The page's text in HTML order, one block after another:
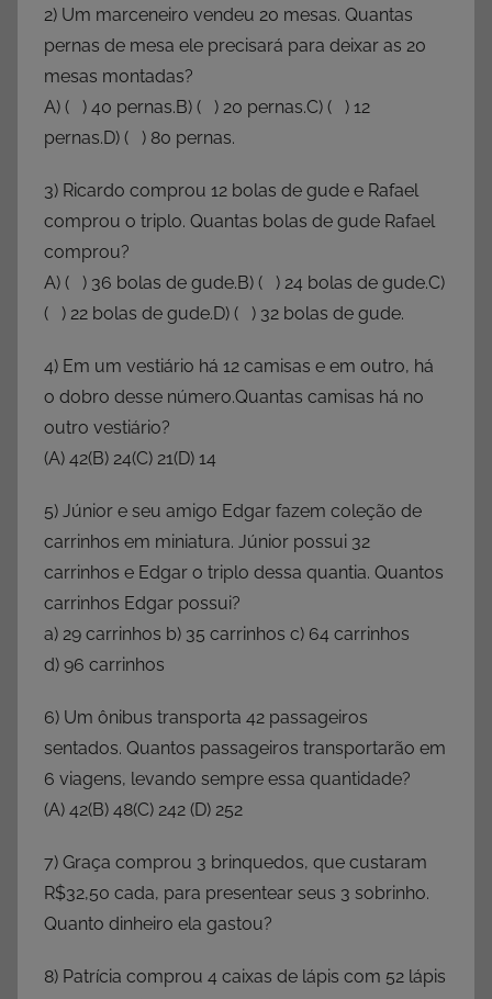
2) Um marceneiro vendeu 20 mesas. Quantas
pernas de mesa ele precisará para deixar as 20
mesas montadas?
A) ( ) 40 pernas.B) ( ) 20 pernas.C) ( ) 12
pernas.D) ( ) 80 pernas.
3) Ricardo comprou 12 bolas de gude e Rafael
comprou o triplo. Quantas bolas de gude Rafael
comprou?
A) ( ) 36 bolas de gude.B) ( ) 24 bolas de gude.C)
( ) 22 bolas de gude.D) ( ) 32 bolas de gude.
4) Em um vestiário há 12 camisas e em outro, há
o dobro desse número.Quantas camisas há no
outro vestiário?
(A) 42(B) 24(C) 21(D) 14
5) Júnior e seu amigo Edgar fazem coleção de
carrinhos em miniatura. Júnior possui 32
carrinhos e Edgar o triplo dessa quantia. Quantos
carrinhos Edgar possui?
a) 29 carrinhos b) 35 carrinhos c) 64 carrinhos
d) 96 carrinhos
6) Um ônibus transporta 42 passageiros
sentados. Quantos passageiros transportarão em
6 viagens, levando sempre essa quantidade?
(A) 42(B) 48(C) 242 (D) 252
7) Graça comprou 3 brinquedos, que custaram
R$32,50 cada, para presentear seus 3 sobrinho.
Quanto dinheiro ela gastou?
8) Patrícia comprou 4 caixas de lápis com 52 lápis